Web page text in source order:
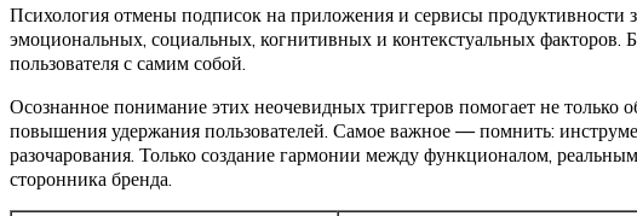
Психология отмены подписок на приложения и сервисы продуктивности
эмоциональных, социальных, когнитивных и контекстуальных
пользователя с самим собой.
Осознанное понимание этих неочевидных триггеров помогает не только
повышения удержания пользователей. Самое важное — помнить:
разочарования. Только создание гармонии между функционалом,
сторонника бренда.